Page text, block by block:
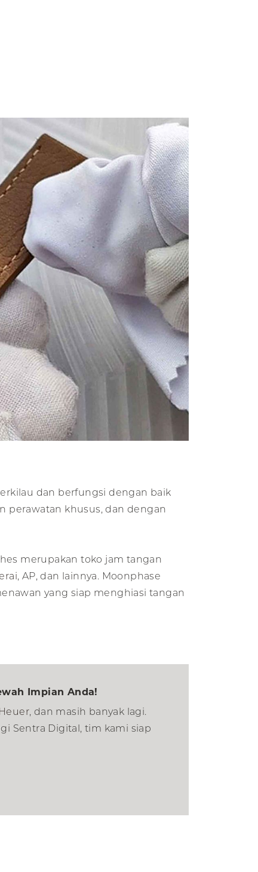
dan berfungsi dengan baik
perawatan khusus, dan dengan
merupakan toko jam tangan
, AP, dan lainnya. Moonphase
yang siap menghiasi tangan
Impian Anda!
, dan masih banyak lagi.
Sentra Digital, tim kami siap